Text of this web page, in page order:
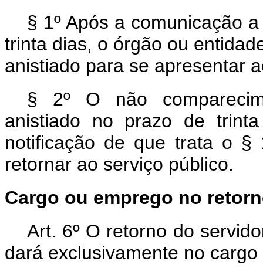
§ 1º Após a comunicação
trinta dias, o órgão ou
anistiado para se apresentar
§ 2º O não
anistiado no prazo de
notificação de que trata o §
retornar ao serviço público.
Cargo ou emprego no
Art. 6º O retorno do
dará exclusivamente no